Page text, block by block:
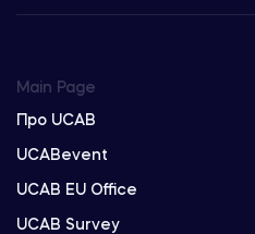
Main Page
Про UCAB
UCABevent
UCAB EU Office
UCAB Survey